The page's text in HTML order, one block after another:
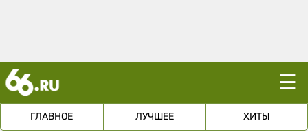
☰
ГЛАВНОЕ ЛУЧШЕЕ ХИТЫ